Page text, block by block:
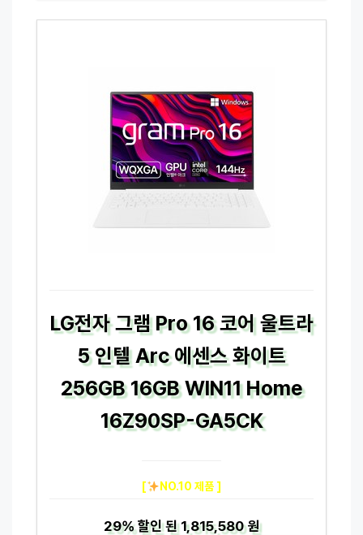
LG전자 그램 Pro 16 코어 울트라
5 인텔 Arc 에센스 화이트
256GB 16GB WIN11 Home
16Z90SP-GA5CK
[ NO.10 제품 ]
29%할인 된1,815,580 원